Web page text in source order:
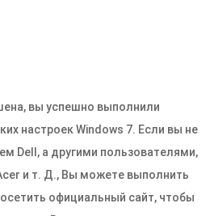
вы успешно выполнили
настроек Windows 7. Если вы не
Dell, а другими пользователями,
и т. Д., Вы можете выполнить
официальный сайт, чтобы